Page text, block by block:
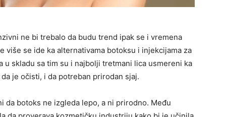
ne bi trebalo da budu trend ipak se i vremena
više se ide ka alternativama botoksu i injekcijama za
skladu sa tim su i najbolji tretmani lica usmereni ka
je očisti, i da potreban prirodan sjaj.
da botoks ne izgleda lepo, a ni prirodno. Među